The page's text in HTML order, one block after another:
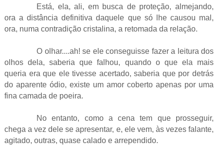
Está, ela, ali, em busca de proteção, almejando,
ora a distância definitiva daquele que só lhe causou mal,
ora, numa contradição cristalina, a retomada da relação.
O olhar....ah! se ele conseguisse fazer a leitura dos
olhos dela, saberia que falhou, quando o que ela mais
queria era que ele tivesse acertado, saberia que por detrás
do aparente ódio, existe um amor coberto apenas por uma
fina camada de poeira.
No entanto, como a cena tem que prosseguir,
chega a vez dele se apresentar, e, ele vem, às vezes falante,
agitado, outras, quase calado e arrependido.